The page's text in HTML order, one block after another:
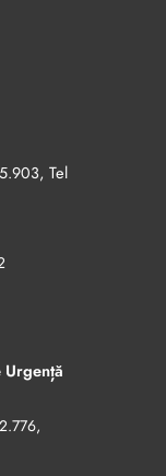
, Tel
,